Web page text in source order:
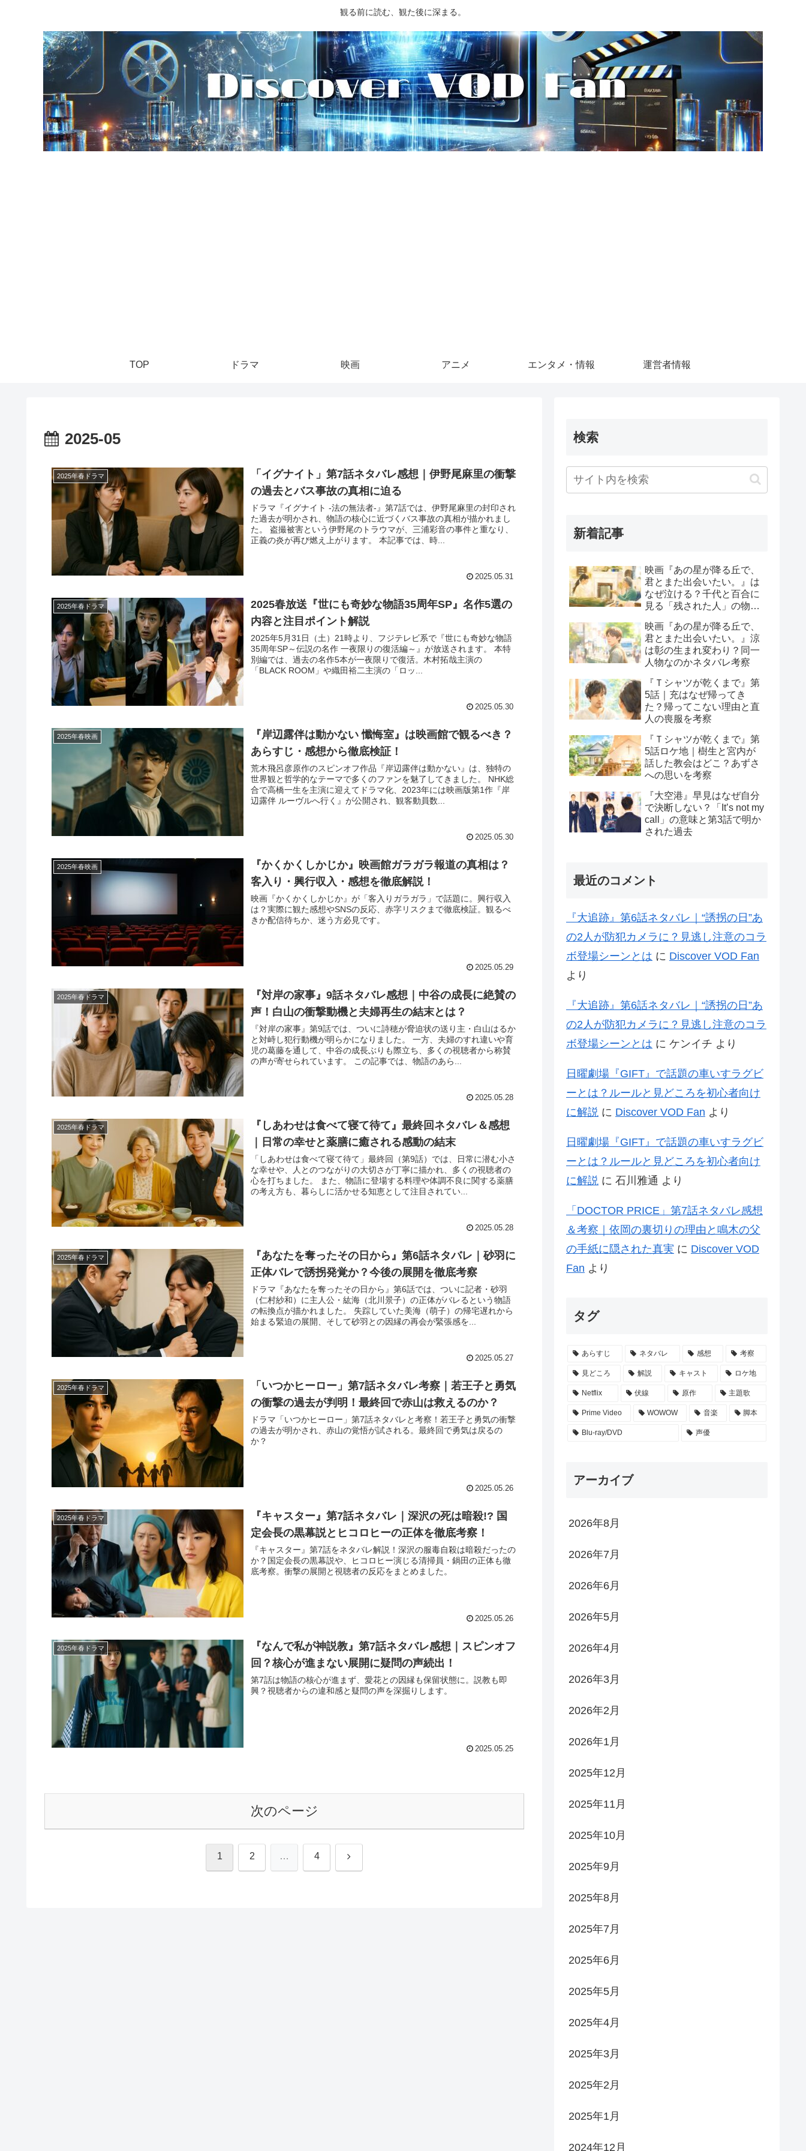
観る前に読む、観た後に深まる。
TOP ドラマ 映画 アニメ エンタメ・情報 運営者情報
2025-05
2025年春ドラマ
「イグナイト」第7話ネタバレ感想｜伊野尾麻里の衝撃
の過去とバス事故の真相に迫る
ドラマ『イグナイト -法の無法者-』第7話では、伊野尾麻里の封印され
た過去が明かされ、物語の核心に近づくバス事故の真相が描かれまし
た。 盗撮被害という伊野尾のトラウマが、三浦彩音の事件と重なり、
正義の炎が再び燃え上がります。 本記事では、時...
2025.05.31
2025年春ドラマ
2025春放送『世にも奇妙な物語35周年SP』名作5選の
内容と注目ポイント解説
2025年5月31日（土）21時より、フジテレビ系で『世にも奇妙な物語
35周年SP～伝説の名作 一夜限りの復活編～』が放送されます。 本特
別編では、過去の名作5本が一夜限りで復活。木村拓哉主演の
「BLACK ROOM」や織田裕二主演の「ロッ...
2025.05.30
2025年春映画
『岸辺露伴は動かない 懺悔室』は映画館で観るべき？
あらすじ・感想から徹底検証！
荒木飛呂彦原作のスピンオフ作品『岸辺露伴は動かない』は、独特の
世界観と哲学的なテーマで多くのファンを魅了してきました。 NHK総
合で高橋一生を主演に迎えてドラマ化、2023年には映画版第1作『岸
辺露伴 ルーヴルへ行く』が公開され、観客動員数...
2025.05.30
2025年春映画
『かくかくしかじか』映画館ガラガラ報道の真相は？
客入り・興行収入・感想を徹底解説！
映画『かくかくしかじか』が「客入りガラガラ」で話題に。興行収入
は？実際に観た感想やSNSの反応、赤字リスクまで徹底検証。観るべ
きか配信待ちか、迷う方必見です。
2025.05.29
2025年春ドラマ
『対岸の家事』9話ネタバレ感想｜中谷の成長に絶賛の
声！白山の衝撃動機と夫婦再生の結末とは？
『対岸の家事』第9話では、ついに詩穂が脅迫状の送り主・白山はるか
と対峙し犯行動機が明らかになりました。 一方、夫婦のすれ違いや育
児の葛藤を通して、中谷の成長ぶりも際立ち、多くの視聴者から称賛
の声が寄せられています。 この記事では、物語のあら...
2025.05.28
2025年春ドラマ
『しあわせは食べて寝て待て』最終回ネタバレ＆感想
｜日常の幸せと薬膳に癒される感動の結末
「しあわせは食べて寝て待て」最終回（第9話）では、日常に潜む小さ
な幸せや、人とのつながりの大切さが丁寧に描かれ、多くの視聴者の
心を打ちました。 また、物語に登場する料理や体調不良に関する薬膳
の考え方も、暮らしに活かせる知恵として注目されてい...
2025.05.28
2025年春ドラマ
『あなたを奪ったその日から』第6話ネタバレ｜砂羽に
正体バレで誘拐発覚か？今後の展開を徹底考察
ドラマ『あなたを奪ったその日から』第6話では、ついに記者・砂羽
（仁村紗和）に主人公・紘海（北川景子）の正体がバレるという物語
の転換点が描かれました。 失踪していた美海（萌子）の帰宅遅れから
始まる緊迫の展開、そして砂羽との因縁の再会が緊張感を...
2025.05.27
2025年春ドラマ
「いつかヒーロー」第7話ネタバレ考察｜若王子と勇気
の衝撃の過去が判明！最終回で赤山は救えるのか？
ドラマ「いつかヒーロー」第7話ネタバレと考察！若王子と勇気の衝撃
の過去が明かされ、赤山の覚悟が試される。最終回で勇気は戻るの
か？
2025.05.26
2025年春ドラマ
『キャスター』第7話ネタバレ｜深沢の死は暗殺!? 国
定会長の黒幕説とヒコロヒーの正体を徹底考察！
『キャスター』第7話をネタバレ解説！深沢の服毒自殺は暗殺だったの
か？国定会長の黒幕説や、ヒコロヒー演じる清掃員・鍋田の正体も徹
底考察。衝撃の展開と視聴者の反応をまとめました。
2025.05.26
2025年春ドラマ
『なんで私が神説教』第7話ネタバレ感想｜スピンオフ
回？核心が進まない展開に疑問の声続出！
第7話は物語の核心が進まず、愛花との因縁も保留状態に。説教も即
興？視聴者からの違和感と疑問の声を深掘りします。
2025.05.25
次のページ
1 2 … 4 次
検索
新着記事
映画『あの星が降る丘で、
君とまた出会いたい。』は
なぜ泣ける？千代と百合に
見る「残された人」の物語
映画『あの星が降る丘で、
君とまた出会いたい。』涼
は彰の生まれ変わり？同一
人物なのかネタバレ考察
『Ｔシャツが乾くまで』第
5話｜充はなぜ帰ってき
た？帰ってこない理由と直
人の喪服を考察
『Ｔシャツが乾くまで』第
5話ロケ地｜樹生と宮内が
話した教会はどこ？あずさ
への思いを考察
『大空港』早見はなぜ自分
で決断しない？「It’s not my
call」の意味と第3話で明か
された過去
最近のコメント
『大追跡』第6話ネタバレ｜“誘拐の日”あ
の2人が防犯カメラに？見逃し注意のコラ
ボ登場シーンとは に Discover VOD Fan
より
『大追跡』第6話ネタバレ｜“誘拐の日”あ
の2人が防犯カメラに？見逃し注意のコラ
ボ登場シーンとは に ケンイチ より
日曜劇場『GIFT』で話題の車いすラグビ
ーとは？ルールと見どころを初心者向け
に解説 に Discover VOD Fan より
日曜劇場『GIFT』で話題の車いすラグビ
ーとは？ルールと見どころを初心者向け
に解説 に 石川雅通 より
「DOCTOR PRICE」第7話ネタバレ感想
＆考察｜依岡の裏切りの理由と鳴木の父
の手紙に隠された真実 に Discover VOD
Fan より
タグ
あらすじ ネタバレ 感想 考察
見どころ 解説 キャスト ロケ地
Netflix 伏線 原作 主題歌
Prime Video WOWOW 音楽 脚本
Blu-ray/DVD 声優
アーカイブ
2026年8月
2026年7月
2026年6月
2026年5月
2026年4月
2026年3月
2026年2月
2026年1月
2025年12月
2025年11月
2025年10月
2025年9月
2025年8月
2025年7月
2025年6月
2025年5月
2025年4月
2025年3月
2025年2月
2025年1月
2024年12月